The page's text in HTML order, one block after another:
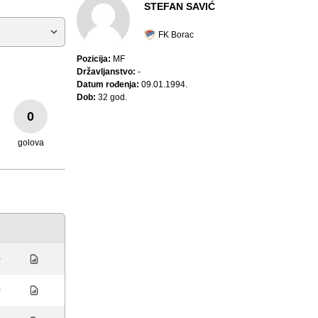
0
golova
STEFAN SAVIĆ
FK Borac
Pozicija: MF
Državljanstvo: -
Datum rođenja: 09.01.1994.
Dob: 32 god.